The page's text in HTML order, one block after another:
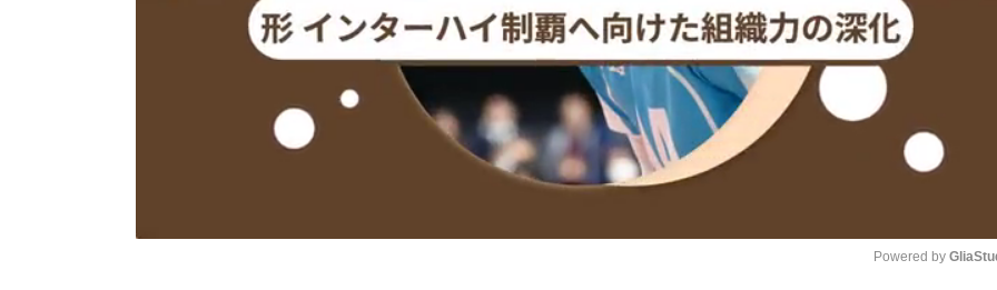
Powered by